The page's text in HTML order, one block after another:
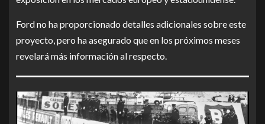
Ford no ha proporcionado detalles adicionales sobre este
proyecto, pero ha asegurado que en los próximos meses
revelará más información al respecto.